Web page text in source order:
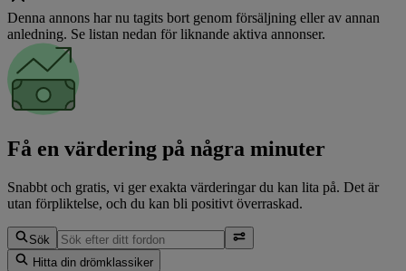
Denna annons har nu tagits bort genom försäljning eller av annan
anledning. Se listan nedan för liknande aktiva annonser.
Få en värdering på några minuter
Snabbt och gratis, vi ger exakta värderingar du kan lita på. Det är
utan förpliktelse, och du kan bli positivt överraskad.
Sök
Hitta din drömklassiker